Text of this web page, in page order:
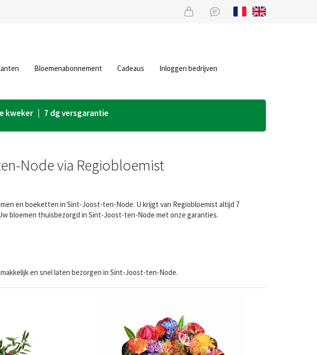
Bloemenabonnement Cadeaus Inloggen bedrijven
kweker | 7 dg versgarantie
Node via Regiobloemist
en boeketten in Sint-Joost-ten-Node. U krijgt van Regiobloemist altijd 7
bloemen thuisbezorgd in Sint-Joost-ten-Node met onze garanties.
en snel laten bezorgen in Sint-Joost-ten-Node.